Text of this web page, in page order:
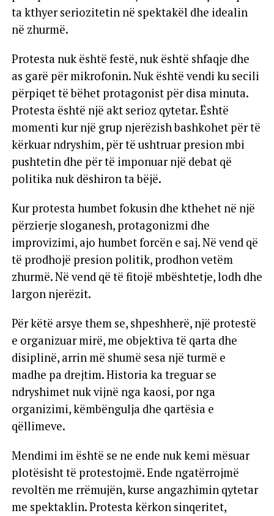
ta kthyer seriozitetin në spektakël dhe idealin
në zhurmë.
Protesta nuk është festë, nuk është shfaqje dhe
as garë për mikrofonin. Nuk është vendi ku secili
përpiqet të bëhet protagonist për disa minuta.
Protesta është një akt serioz qytetar. Është
momenti kur një grup njerëzish bashkohet për të
kërkuar ndryshim, për të ushtruar presion mbi
pushtetin dhe për të imponuar një debat që
politika nuk dëshiron ta bëjë.
Kur protesta humbet fokusin dhe kthehet në një
përzierje sloganesh, protagonizmi dhe
improvizimi, ajo humbet forcën e saj. Në vend që
të prodhojë presion politik, prodhon vetëm
zhurmë. Në vend që të fitojë mbështetje, lodh dhe
largon njerëzit.
Për këtë arsye them se, shpeshherë, një protestë
e organizuar mirë, me objektiva të qarta dhe
disiplinë, arrin më shumë sesa një turmë e
madhe pa drejtim. Historia ka treguar se
ndryshimet nuk vijnë nga kaosi, por nga
organizimi, këmbëngulja dhe qartësia e
qëllimeve.
Mendimi im është se ne ende nuk kemi mësuar
plotësisht të protestojmë. Ende ngatërrojmë
revoltën me rrëmujën, kurse angazhimin qytetar
me spektaklin. Protesta kërkon sinqeritet,